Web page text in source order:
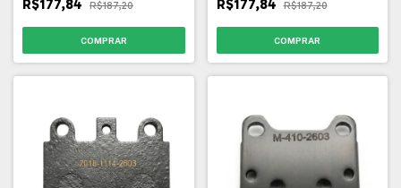
R$177,84 R$187,20 R$177,84 R$187,20